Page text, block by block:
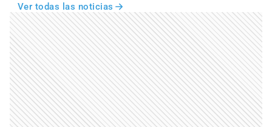
Ver todas las noticias